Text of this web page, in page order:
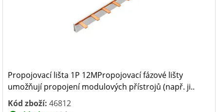
Propojovací lišta 1P 12MPropojovací fázové lišty
umožňují propojení modulových přístrojů (např. ji..
Kód zboží: 46812